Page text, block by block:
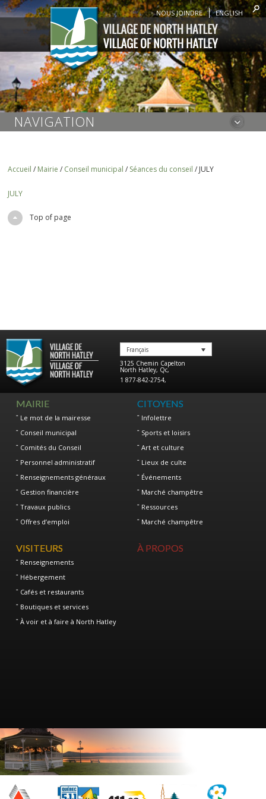
NOUS JOINDRE ENGLISH
NAVIGATION
Accueil / Mairie / Conseil municipal / Séances du conseil / JULY
JULY
Top of page
Français
3125 Chemin Capelton
North Hatley, Qc,
1 877-842-2754,
MAIRIE
Le mot de la mairesse
Conseil municipal
Comités du Conseil
Personnel administratif
Renseignements généraux
Gestion financière
Travaux publics
Offres d’emploi
CITOYENS
Infolettre
Sports et loisirs
Art et culture
Lieux de culte
Événements
Marché champêtre
Ressources
Marché champêtre
VISITEURS
Renseignements
Hébergement
Cafés et restaurants
Boutiques et services
À voir et à faire à North Hatley
À PROPOS